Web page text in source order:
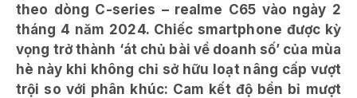
theo dòng C-series – realme C65 vào ngày 2
tháng 4 năm 2024. Chiếc smartphone được kỳ
vọng trở thành ‘át chủ bài về doanh số’ của mùa
hè này khi không chỉ sở hữu loạt nâng cấp vượt
trội so với phân khúc: Cam kết độ bền bỉ mượt